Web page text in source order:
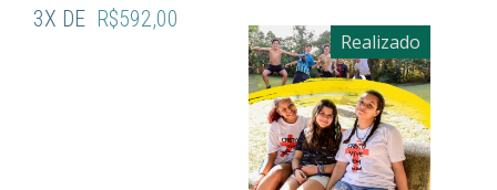
3X DE R$592,00
Realizado